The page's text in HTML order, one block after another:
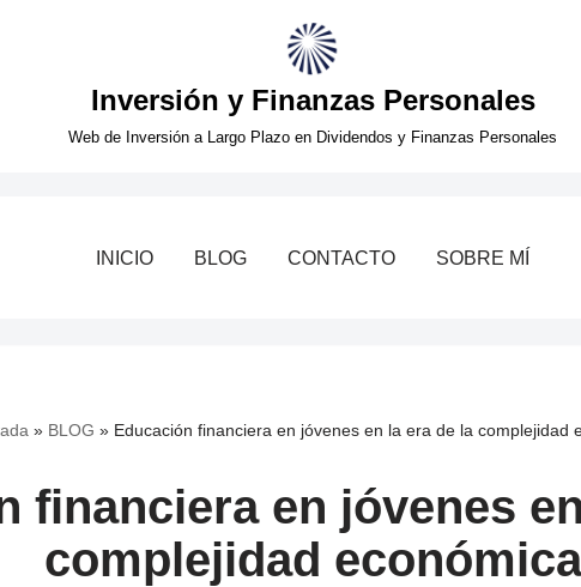
Inversión y Finanzas Personales
Web de Inversión a Largo Plazo en Dividendos y Finanzas Personales
INICIO BLOG CONTACTO SOBRE MÍ
» BLOG » Educación financiera en jóvenes en la era de la complejidad
financiera en jóvenes
complejidad económica